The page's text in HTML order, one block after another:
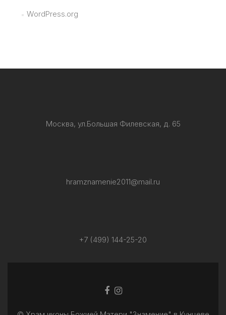
WordPress.org
Москва, ул.Большая Филевская, д. 65
hramznamenie2011@mail.ru
+7 (499) 144-25-20
Facebook
Ссылка